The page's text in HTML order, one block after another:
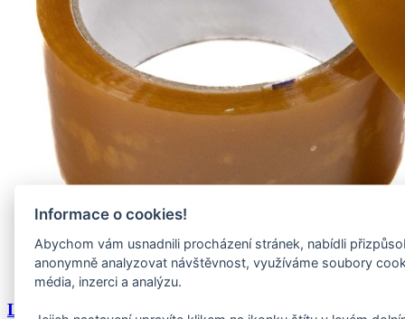
Lepící páska 48mm x 60m SOLVENT,
Informace o cookies!
Abychom vám usnadnili procházení stránek, nabídli
anonymně analyzovat návštěvnost, využíváme soubory
média, inzerci a analýzu.